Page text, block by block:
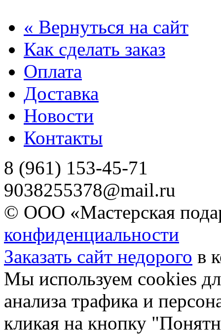
« Вернуться на сайт
Как сделать заказ
Оплата
Доставка
Новости
Контакты
8 (961) 153-45-71
9038255378@mail.ru
© ООО «Мастерская
конфиденциальности
Заказать сайт недорого в
Мы используем cookies
анализа трафика и
кликая на кнопку